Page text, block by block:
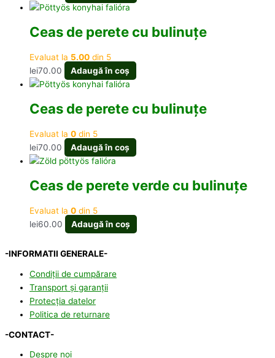
Ceas de perete cu bulinuțe
Evaluat la 5.00 din 5
lei70.00 Adaugă în coș
Ceas de perete cu bulinuțe
Evaluat la 0 din 5
lei70.00 Adaugă în coș
Ceas de perete verde cu bulinuțe
Evaluat la 0 din 5
lei60.00 Adaugă în coș
-INFORMATII GENERALE-
Condiții de cumpărare
Transport și garanții
Protecția datelor
Politica de returnare
-CONTACT-
Despre noi